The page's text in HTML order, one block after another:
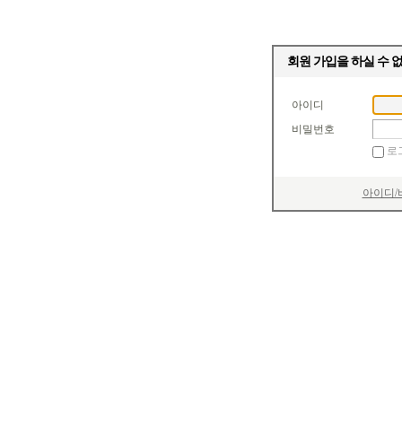
회원 가입을 하실 수
아이디
비밀번호
로
아이디/